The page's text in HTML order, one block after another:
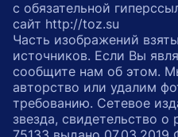
с обязательной
сайт http://toz.su
Часть изображений
источников. Если Вы
сообщите нам об этом.
авторство или удалим
требованию. Сетевое
звезда, свидетельство